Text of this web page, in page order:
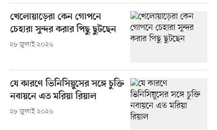
খেলোয়াড়েরা কেন গোপনে
চেহারা সুন্দর করার পিছু ছুটছেন
২৮ জুলাই ২০২৬
যে কারণে ভিনিসিয়ুসের সঙ্গে চুক্তি
নবায়নে এত মরিয়া রিয়াল
২৮ জুলাই ২০২৬